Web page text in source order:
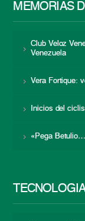
MEMORIAS
Club Veloz
Venezuela
Vera Fortique:
Inicios del
«Pega